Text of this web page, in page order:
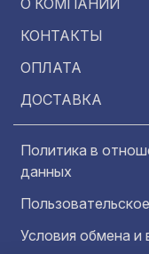
О КОМПАНИИ
КОНТАКТЫ
ОПЛАТА
ДОСТАВКА
Политика в
данных
Условия обмена и